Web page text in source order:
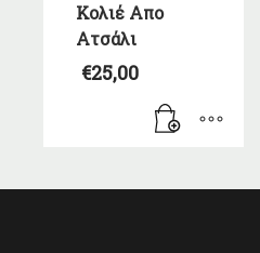
Κολιέ Απο
Ατσάλι
€25,00